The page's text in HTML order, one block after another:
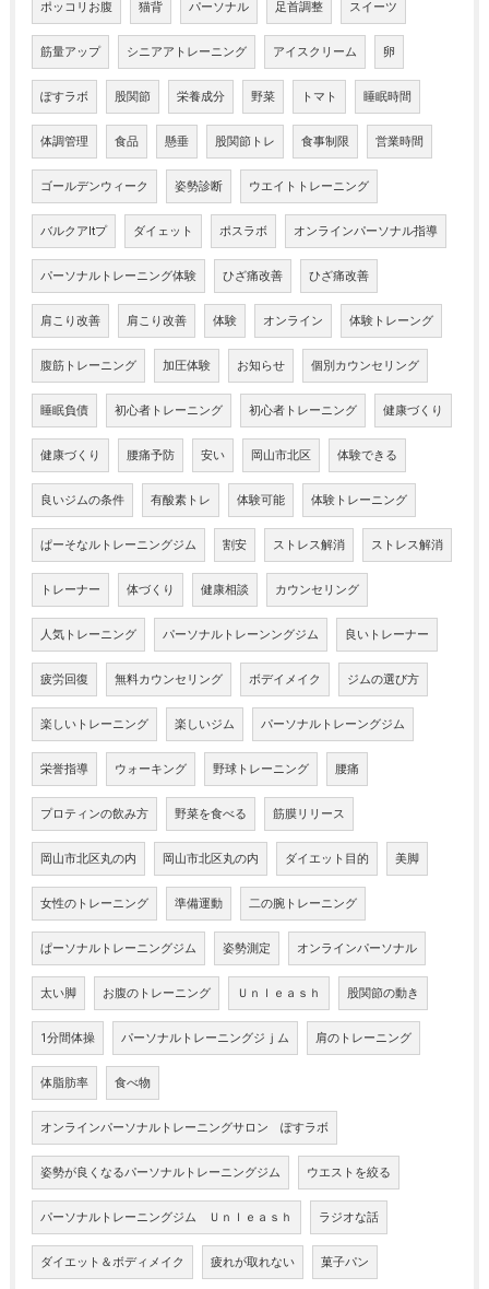
ポッコリお腹 猫背 パーソナル 足首調整 スイーツ
筋量アップ シニアアトレーニング アイスクリーム 卵
ぽすラボ 股関節 栄養成分 野菜 トマト 睡眠時間
体調管理 食品 懸垂 股関節トレ 食事制限 営業時間
ゴールデンウィーク 姿勢診断 ウエイトトレーニング
バルクアltプ ダイェット ポスラボ オンラインパーソナル指導
パーソナルトレーニング体験 ひざ痛改善 ひざ痛改善
肩こり改善 肩こり改善 体験 オンライン 体験トレーング
腹筋トレーニング 加圧体験 お知らせ 個別カウンセリング
睡眠負債 初心者トレーニング 初心者トレーニング 健康づくり
健康づくり 腰痛予防 安い 岡山市北区 体験できる
良いジムの条件 有酸素トレ 体験可能 体験トレーニング
ぱーそなルトレーニングジム 割安 ストレス解消 ストレス解消
トレーナー 体づくり 健康相談 カウンセリング
人気トレーニング パーソナルトレーンングジム 良いトレーナー
疲労回復 無料カウンセリング ボデイメイク ジムの選び方
楽しいトレーニング 楽しいジム パーソナルトレーングジム
栄誉指導 ウォーキング 野球トレーニング 腰痛
プロティンの飲み方 野菜を食べる 筋膜リリース
岡山市北区丸の内 岡山市北区丸の内 ダイエット目的 美脚
女性のトレーニング 準備運動 二の腕トレーニング
ぱーソナルトレーニングジム 姿勢測定 オンラインパーソナル
太い脚 お腹のトレーニング Ｕｎｌｅａｓｈ 股関節の動き
1分間体操 パーソナルトレーニングジｊム 肩のトレーニング
体脂肪率 食べ物
オンラインパーソナルトレーニングサロン ぽすラボ
姿勢が良くなるパーソナルトレーニングジム ウエストを絞る
パーソナルトレーニングジム Ｕｎｌｅａｓｈ ラジオな話
ダイエット＆ボディメイク 疲れが取れない 菓子パン